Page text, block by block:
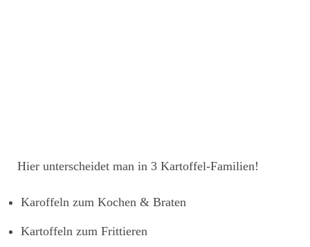
Hier unterscheidet man in 3 Kartoffel-Familien!
Karoffeln zum Kochen & Braten
Kartoffeln zum Frittieren